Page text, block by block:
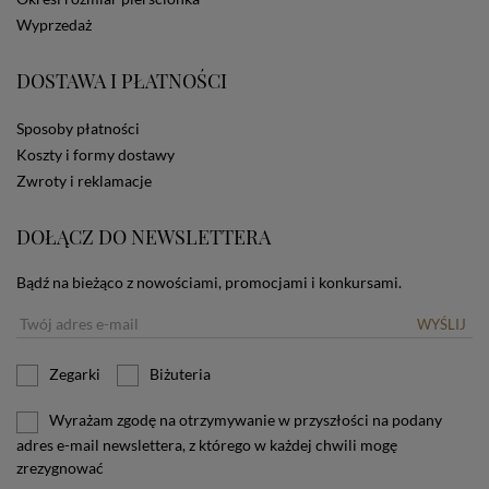
dotyczących cookies oznacza, że będą one
zamieszczane w urządzeniu końcowym każdego
stosowanie plików cookies powinien zmienić
ustawienia swojej przeglądarki.
Wyprzedaż
DOSTAWA I PŁATNOŚCI
Sposoby płatności
Koszty i formy dostawy
Zwroty i reklamacje
DOŁĄCZ DO NEWSLETTERA
Bądź na bieżąco z nowościami, promocjami i konkursami.
WYŚLIJ
Zegarki Biżuteria
Wyrażam zgodę na otrzymywanie w przyszłości na podany
adres e-mail newslettera, z którego w każdej chwili mogę
zrezygnować